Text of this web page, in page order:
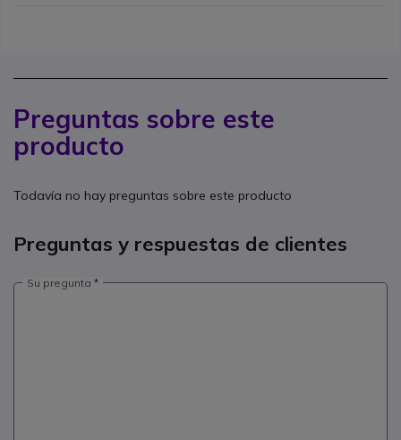
Preguntas sobre este
producto
Todavía no hay preguntas sobre este producto
Preguntas y respuestas de clientes
Su pregunta